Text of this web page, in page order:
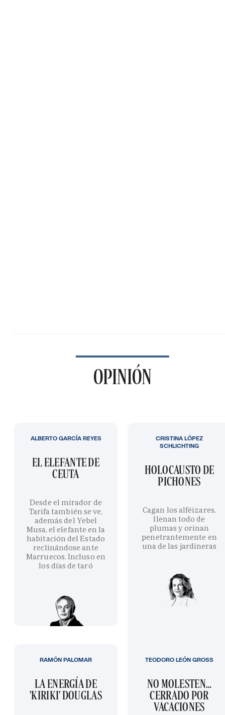
OPINIÓN
EL ELEFANTE DE
CEUTA
Desde el mirador de
Tarifa también se ve,
además del Yebel
Musa, el elefante en la
habitación del Estado
reclinándose ante
Marruecos. Incluso en
los días de taró
ALBERTO GARCÍA REYES
HOLOCAUSTO DE
PICHONES
Cagan los alféizares,
llenan todo de
plumas y orinan
penetrantemente en
una de las jardineras
CRISTINA LÓPEZ
SCHLICHTING
LA ENERGÍA DE
'KIRIKI' DOUGLAS
RAMÓN PALOMAR
NO MOLESTEN…
CERRADO POR
VACACIONES
TEODORO LEÓN GROSS